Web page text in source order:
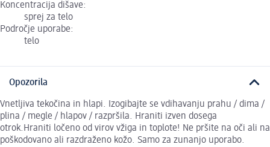
Koncentracija dišave:
sprej za telo
Področje uporabe:
telo
Opozorila
Vnetljiva tekočina in hlapi. Izogibajte se vdihavanju prahu / dima /
plina / megle / hlapov / razpršila. Hraniti izven dosega
otrok.Hraniti ločeno od virov vžiga in toplote! Ne pršite na oči ali na
poškodovano ali razdraženo kožo. Samo za zunanjo uporabo.